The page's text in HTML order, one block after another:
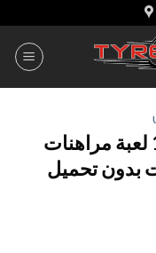
content
راهن على أكثر من 19300 لعبة مراهنات